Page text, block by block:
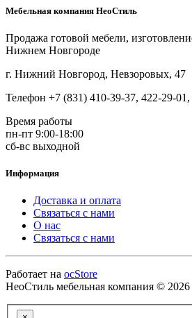
Мебельная компания НеоСтиль
Продажа готовой мебели,
Нижнем Новгороде
г. Нижний Новгород, Невзоровых, 47
Телефон +7 (831) 410-39-37, 422-29-01,
Время работы
пн-пт 9:00-18:00
сб-вс выходной
Информация
Доставка и оплата
Связаться с нами
О нас
Связаться с нами
Работает на ocStore
НеоСтиль мебельная компания © 2026